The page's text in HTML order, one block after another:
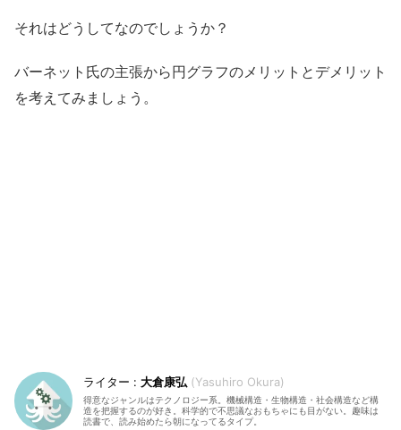
それはどうしてなのでしょうか？
バーネット氏の主張から円グラフのメリットとデメリット
を考えてみましょう。
大倉康弘 Yasuhiro Okura
得意なジャンルはテクノロジー系。機械構造・生物構造・社会構造など構
造を把握するのが好き。科学的で不思議なおもちゃにも目がない。趣味は
読書で、読み始めたら朝になってるタイプ。